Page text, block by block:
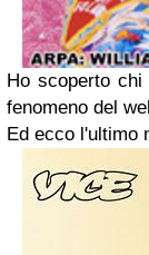
Ho scoperto
fenomeno del
Ed ecco l'ultimo